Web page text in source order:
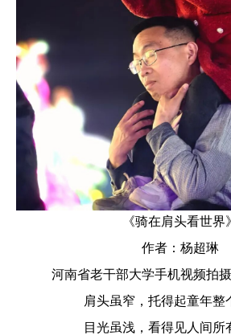
《骑在肩头看世界》
作者：杨超琳
河南省老干部大学手机视频拍
肩头虽窄，托得起童年整
目光虽浅，看得见人间所